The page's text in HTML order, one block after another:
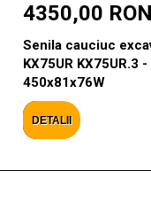
4350,00 RON
Senila cauciuc
KX75UR KX75UR.3 -
450x81x76W
DETALII